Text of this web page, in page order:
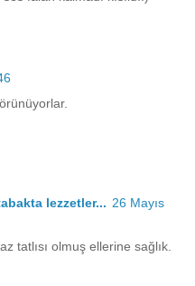
lezzetler... 26 Mayıs
tatlısı olmuş ellerine sağlık.